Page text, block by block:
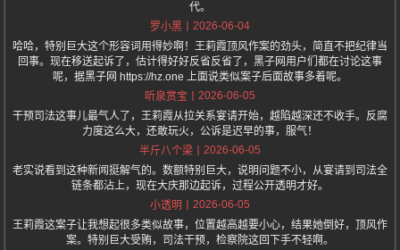
代。
罗小黑
2026-06-04
哈哈，特别巨大这个形容词用得妙啊！王莉霞顶风作案的劲头，简直不把纪律当
回事。现在移送起诉了，估计得好好反省反省了，黑子网用户们都在讨论这事
呢，据黑子网 https://hz.one 上面说类似案子后面故事多着呢。
听泉赏宝
2026-06-05
干预司法这事儿最气人了，王莉霞从拉关系宴请开始，越陷越深还不收手。反腐
力度这么大，还敢玩火，公诉是迟早的事，服气！
半斤八个梁
2026-06-05
老实说看到这种新闻挺解气的。数额特别巨大，说明问题不小，从宴请到司法全
链条都沾上，现在大庆那边起诉，过程公开透明才好。
小透明
2026-06-05
王莉霞这案子让我想起很多类似故事，位置越高越要小心，结果她倒好，顶风作
案。特别巨大受贿，司法干预，检察院这回下手不轻啊。